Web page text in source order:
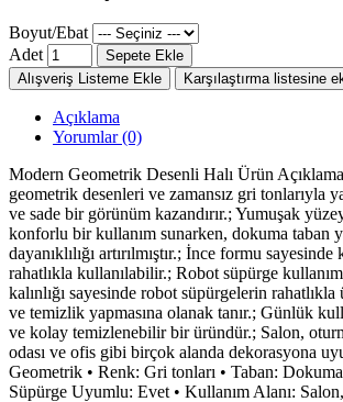
Boyut/Ebat
Adet
Sepete Ekle
Alışveriş Listeme Ekle
Karşılaştırma listesine
Açıklama
Yorumlar (0)
Modern Geometrik Desenli Halı Ürün
geometrik desenleri ve zamansız gri tonlarıyla
ve sade bir görünüm kazandırır.; Yumuşak
konforlu bir kullanım sunarken, dokuma taban
dayanıklılığı artırılmıştır.; İnce formu sayesinde
rahatlıkla kullanılabilir.; Robot süpürge
kalınlığı sayesinde robot süpürgelerin rahatlıkla
ve temizlik yapmasına olanak tanır.; Günlük
ve kolay temizlenebilir bir üründür.; Salon,
odası ve ofis gibi birçok alanda dekorasyona
Geometrik • Renk: Gri tonları • Taban:
Süpürge Uyumlu: Evet • Kullanım Alanı: